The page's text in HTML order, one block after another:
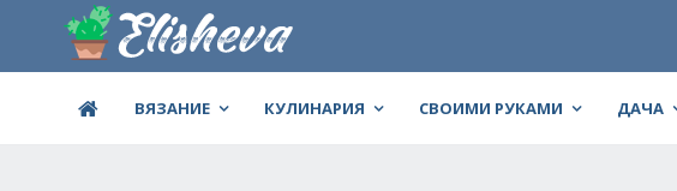
ВЯЗАНИЕ КУЛИНАРИЯ СВОИМИ РУКАМИ ДАЧА